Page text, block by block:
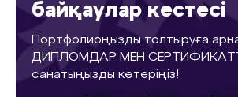
байқаулар кестесі
Портфолиоңызды толтыруға
ДИПЛОМДАР МЕН
санатыңызды көтеріңіз!